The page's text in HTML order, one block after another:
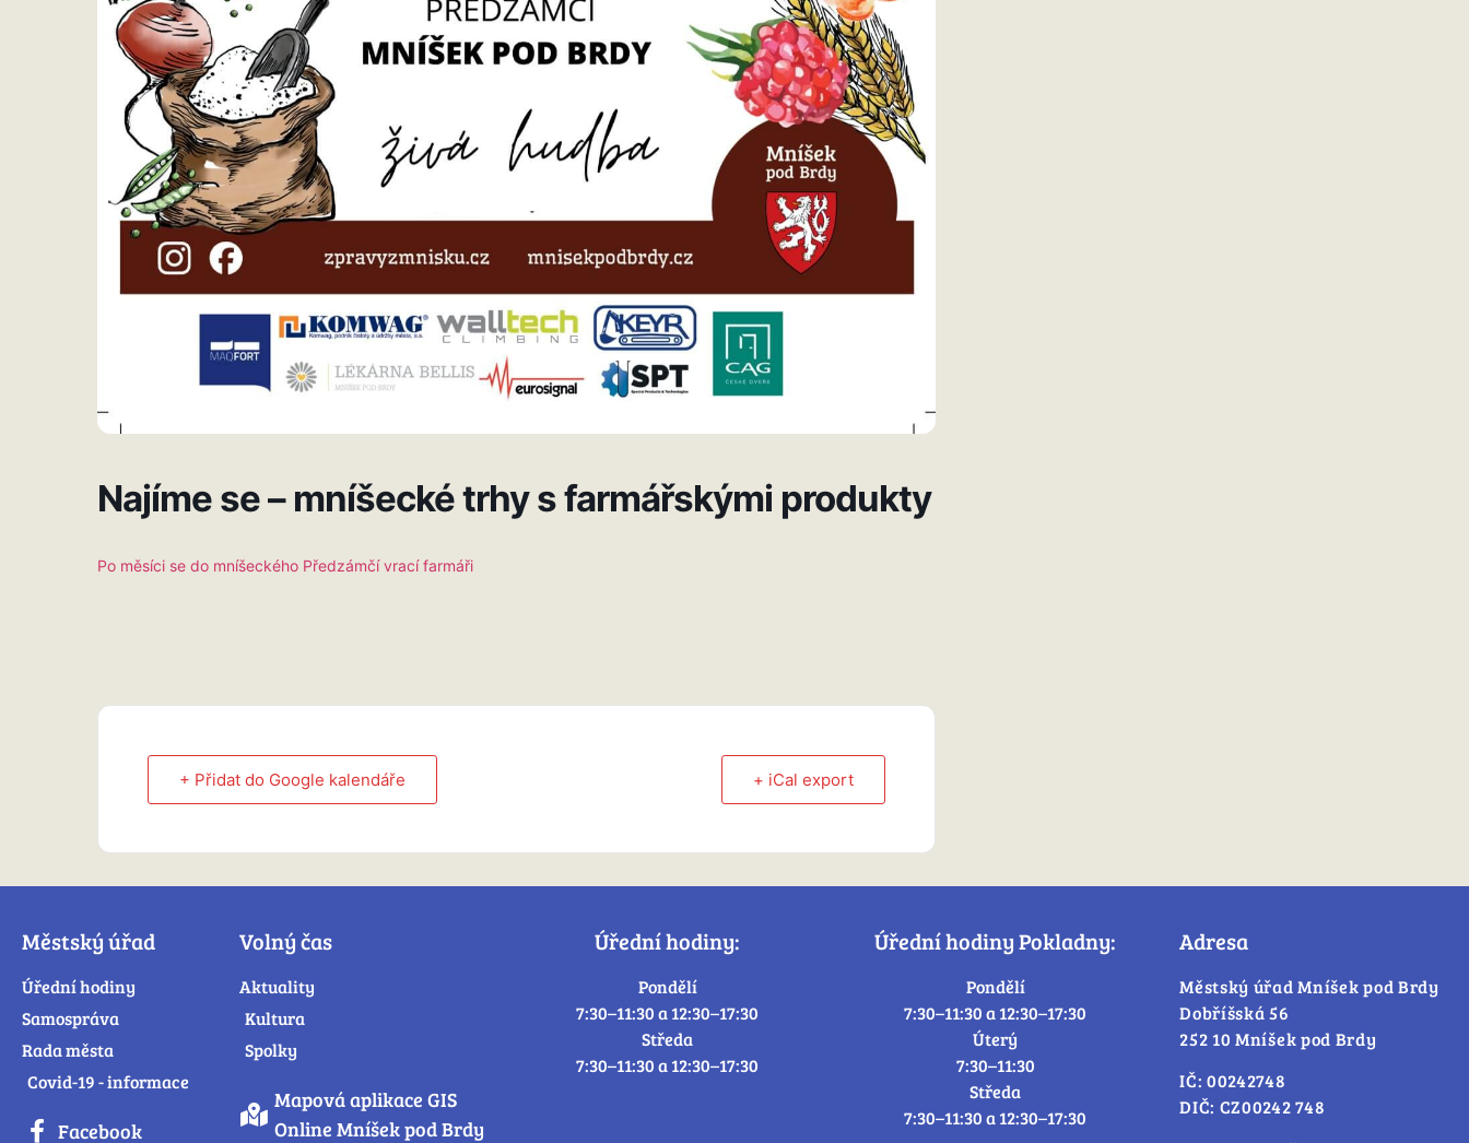
Najíme se – mníšecké trhy s farmářskými produkty
Po měsíci se do mníšeckého Předzámčí vrací farmáři
+ Přidat do Google kalendáře + iCal export
Městský úřad
Úřední hodiny
Samospráva
Rada města
Covid-19 - informace
Facebook
Volný čas
Aktuality
Kultura
Spolky
Mapová aplikace GIS
Online Mníšek pod Brdy
Úřední hodiny:
Pondělí
7:30–11:30 a 12:30–17:30
Středa
7:30–11:30 a 12:30–17:30
Úřední hodiny Pokladny:
Pondělí
7:30–11:30 a 12:30–17:30
Úterý
7:30–11:30
Středa
7:30–11:30 a 12:30–17:30
Adresa
Městský úřad Mníšek pod Brdy
Dobříšská 56
252 10 Mníšek pod Brdy
IČ: 00242748
DIČ: CZ00242 748